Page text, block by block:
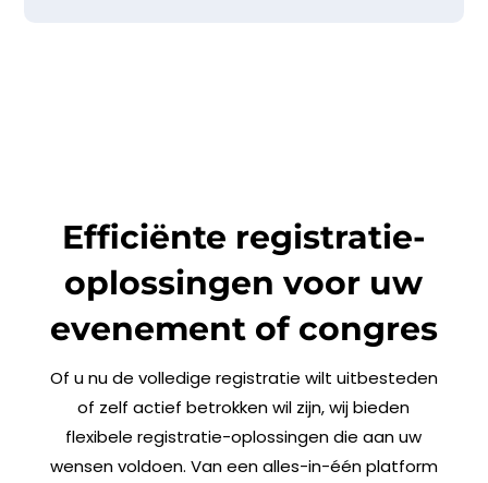
Efficiënte registratie-
oplossingen voor uw
evenement of congres
Of u nu de volledige registratie wilt uitbesteden
of zelf actief betrokken wil zijn, wij bieden
flexibele registratie-oplossingen die aan uw
wensen voldoen. Van een alles-in-één platform